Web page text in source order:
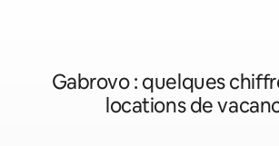
Gabrovo : quelques
locations de